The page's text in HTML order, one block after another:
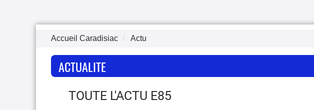
Accueil Caradisiac Actu
ACTUALITE
TOUTE L'ACTU E85